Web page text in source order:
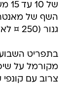
של
השף של מאנטה
גנור (250 ¤ לאדם כולל יין ואוכל).
בתפריט
מקורמל על
צרוב עם קונפי